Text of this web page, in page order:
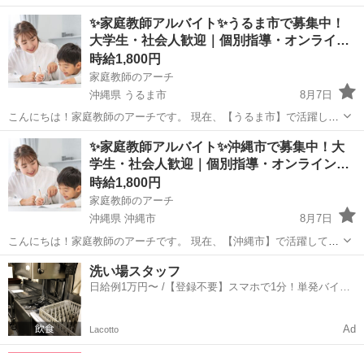
していただける家庭教師のアルバイトを募集しています。 ✔ 教育に関
わる仕事がしたい ✔ 子どもと関わるのが好き ✔ 【国頭郡恩納村】で
副業やWワーク...
沖縄 国頭郡 家庭教師
✨家庭教師アルバイト✨うるま市で募集中！
大学生・社会人歓迎｜個別指導・オンライ…
時給1,800円
家庭教師のアーチ
沖縄県 うるま市
8月7日
こんにちは！家庭教師のアーチです。 現在、【うるま市】で活躍して
いただける家庭教師のアルバイトを募集しています。 ✔ 教育に関わる
仕事がしたい ✔ 子どもと関わるのが好き ✔ 【うるま市】で副業やW
ワークを探して...
沖縄 うるま市 家庭教師 オンライン
✨家庭教師アルバイト✨沖縄市で募集中！大
学生・社会人歓迎｜個別指導・オンライン…
時給1,800円
家庭教師のアーチ
沖縄県 沖縄市
8月7日
こんにちは！家庭教師のアーチです。 現在、【沖縄市】で活躍してい
ただける家庭教師のアルバイトを募集しています。 ✔ 教育に関わる仕
事がしたい ✔ 子どもと関わるのが好き ✔ 【沖縄市】で副業やWワー
クを探している...
沖縄 沖縄市 家庭教師
洗い場スタッフ
日給例1万円〜 /【登録不要】スマホで1分！単発バイト
Lacotto Ad